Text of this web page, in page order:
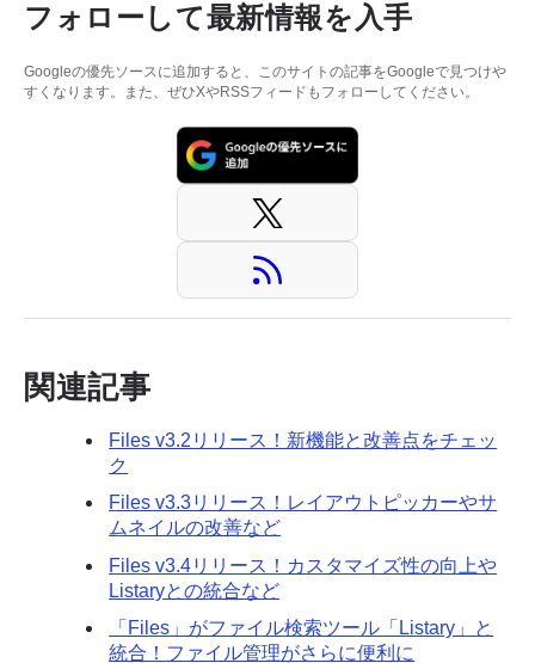
フォローして最新情報を入手
Googleの優先ソースに追加すると、このサイトの記事をGoogleで見つけや
すくなります。また、ぜひXやRSSフィードもフォローしてください。
関連記事
Files v3.2リリース！新機能と改善点をチェッ
ク
Files v3.3リリース！レイアウトピッカーやサ
ムネイルの改善など
Files v3.4リリース！カスタマイズ性の向上や
Listaryとの統合など
「Files」がファイル検索ツール「Listary」と
統合！ファイル管理がさらに便利に